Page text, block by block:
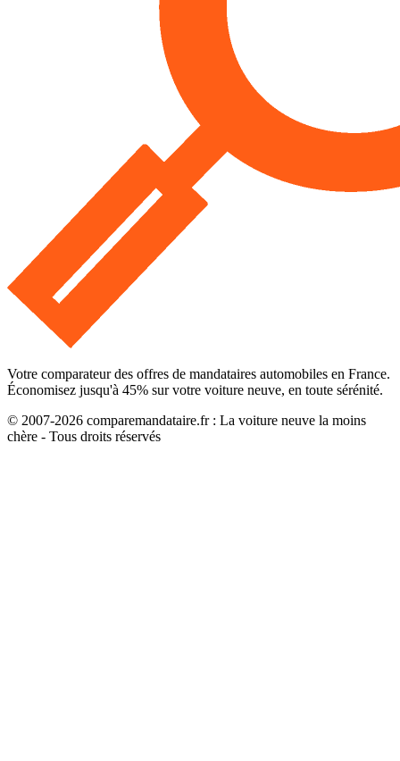
Votre comparateur des offres de mandataires automobiles en France.
Économisez jusqu'à 45% sur votre voiture neuve, en toute sérénité.
© 2007-2026 comparemandataire.fr : La voiture neuve la moins
chère - Tous droits réservés